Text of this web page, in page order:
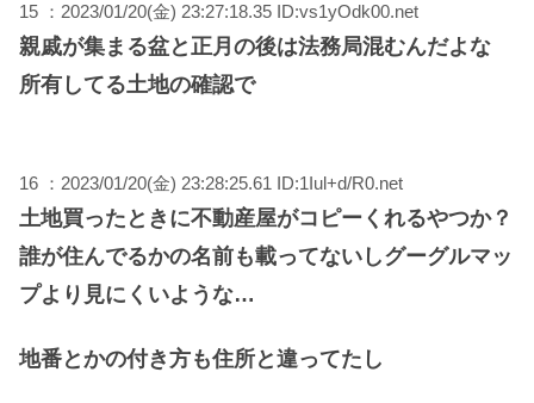
15 ：2023/01/20(金) 23:27:18.35 ID:vs1yOdk00.net
親戚が集まる盆と正月の後は法務局混むんだよな
所有してる土地の確認で
16 ：2023/01/20(金) 23:28:25.61 ID:1Iul+d/R0.net
土地買ったときに不動産屋がコピーくれるやつか？
誰が住んでるかの名前も載ってないしグーグルマッ
プより見にくいような…
地番とかの付き方も住所と違ってたし